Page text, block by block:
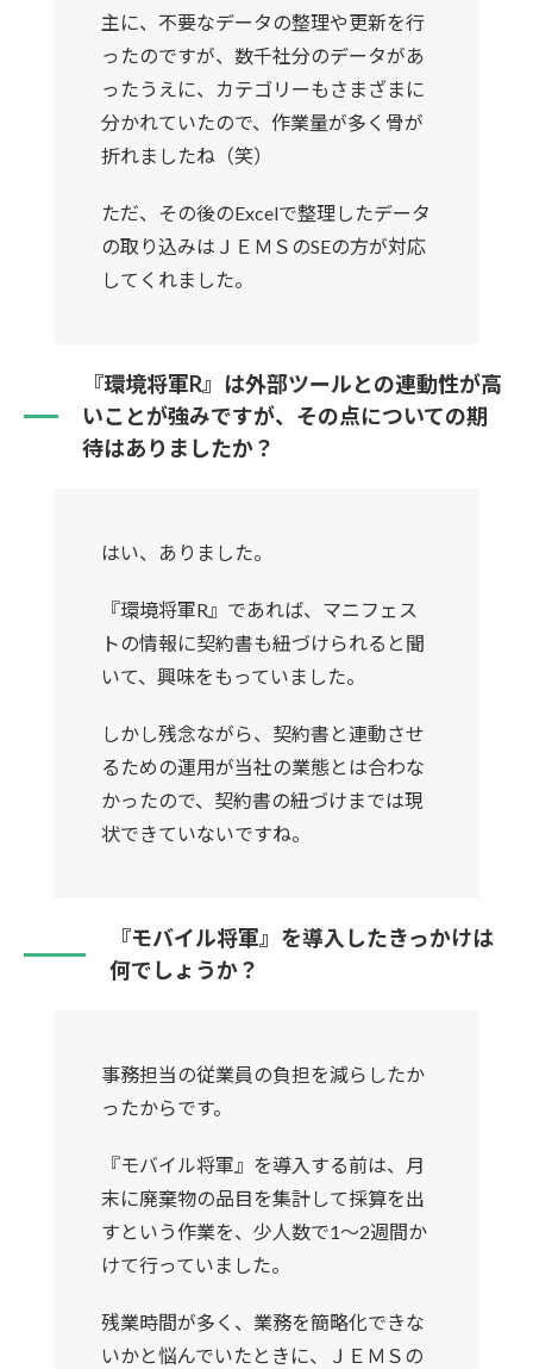
主に、不要なデータの整理や更新を行
ったのですが、数千社分のデータがあ
ったうえに、カテゴリーもさまざまに
分かれていたので、作業量が多く骨が
折れましたね（笑）
ただ、その後のExcelで整理したデータ
の取り込みはＪＥＭＳのSEの方が対応
してくれました。
『環境将軍R』は外部ツールとの連動性が高
いことが強みですが、その点についての期
待はありましたか？
はい、ありました。
『環境将軍R』であれば、マニフェス
トの情報に契約書も紐づけられると聞
いて、興味をもっていました。
しかし残念ながら、契約書と連動させ
るための運用が当社の業態とは合わな
かったので、契約書の紐づけまでは現
状できていないですね。
『モバイル将軍』を導入したきっかけは
何でしょうか？
事務担当の従業員の負担を減らしたか
ったからです。
『モバイル将軍』を導入する前は、月
末に廃棄物の品目を集計して採算を出
すという作業を、少人数で1～2週間か
けて行っていました。
残業時間が多く、業務を簡略化できな
いかと悩んでいたときに、ＪＥＭＳの